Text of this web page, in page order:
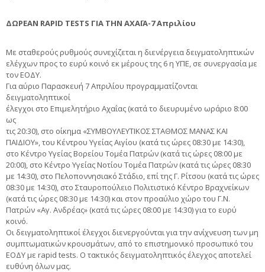
ΔΩΡΕΑΝ RAPID TESTS ΓΙΑ ΤΗΝ ΑΧΑΪΑ-7 Απριλίου
Με σταθερούς ρυθμούς συνεχίζεται η διενέργεια δειγματοληπτικών
ελέγχων προς το ευρύ κοινό εκ μέρους της 6 η ΥΠΕ, σε συνεργασία με
τον ΕΟΔΥ.
Για αύριο Παρασκευή 7 Απριλίου προγραμματίζονται
δειγματοληπτικοί
έλεγχοι στο Επιμελητήριο Αχαΐας (κατά το διευρυμένο ωράριο 8:00
ως
τις 20:30), στο οίκημα «ΣΥΜΒΟΥΛΕΥΤΙΚΟΣ ΣΤΑΘΜΟΣ ΜΑΝΑΣ ΚΑΙ
ΠΑΙΔΙΟΥ», του Κέντρου Υγείας Αιγίου (κατά τις ώρες 08:30 με 14:30),
στο Κέντρο Υγείας Βορείου Τομέα Πατρών (κατά τις ώρες 08:00 με
20:00), στο Κέντρο Υγείας Νοτίου Τομέα Πατρών (κατά τις ώρες 08:30
με 14:30), στο Πελοποννησιακό Στάδιο, επί της Γ. Ρίτσου (κατά τις ώρες
08:30 με 14:30), στο Σταυροπούλειο Πολιτιστικό Κέντρο Βραχνείκων
(κατά τις ώρες 08:30 με 14:30) και στον προαύλιο χώρο του Γ.Ν.
Πατρών «Αγ. Ανδρέας» (κατά τις ώρες 08:00 με 14:30) για το ευρύ
κοινό.
Οι δειγματοληπτικοί έλεγχοι διενεργούνται για την ανίχνευση των μη
συμπτωματικών κρουσμάτων, από το επιστημονικό προσωπικό του
ΕΟΔΥ με rapid tests. Ο τακτικός δειγματοληπτικός έλεγχος αποτελεί
ευθύνη όλων μας.